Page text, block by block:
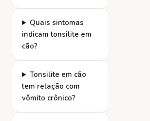
Quais sintomas
indicam tonsilite em
cão?
Tonsilite em cão
tem relação com
vômito crônico?